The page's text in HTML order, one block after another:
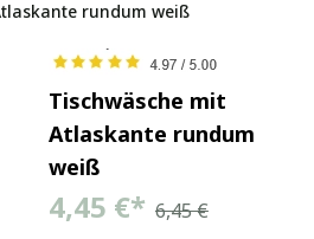
rundum weiß
Tischwäsche mit
Atlaskante rundum
weiß
4,45 €* 6,45 €